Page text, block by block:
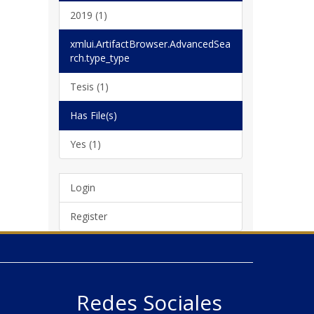
2019 (1)
xmlui.ArtifactBrowser.AdvancedSea
rch.type_type
Tesis (1)
Has File(s)
Yes (1)
Login
Register
Redes Sociales